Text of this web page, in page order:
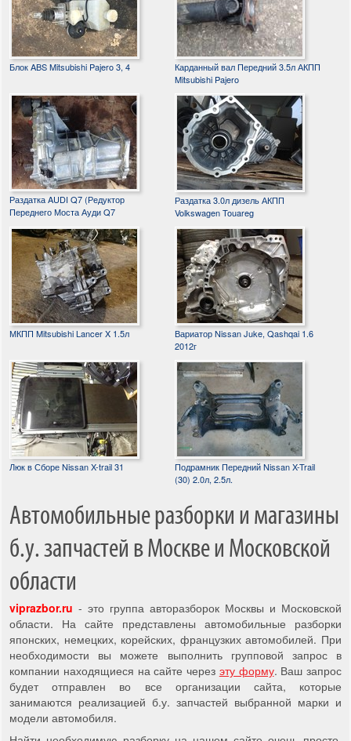
Блок ABS Mitsubishi Pajero 3, 4
Карданный вал Передний 3.5л АКПП
Mitsubishi Pajero
Раздатка AUDI Q7 (Редуктор
Переднего Моста Ауди Q7
Раздатка 3.0л дизель АКПП
Volkswagen Touareg
МКПП Mitsubishi Lancer X 1.5л
Вариатор Nissan Juke, Qashqai 1.6
2012г
Люк в Сборе Nissan X-trail 31
Подрамник Передний Nissan X-Trail
(30) 2.0л, 2.5л.
Автомобильные разборки и магазины
б.у. запчастей в Москве и Московской
области
viprazbor.ru - это группа авторазборок Москвы и Московской
области. На сайте представлены автомобильные разборки
японских, немецких, корейских, французких автомобилей. При
необходимости вы можете выполнить групповой запрос в
компании находящиеся на сайте через эту форму. Ваш запрос
будет отправлен во все организации сайта, которые
занимаются реализацией б.у. запчастей выбранной марки и
модели автомобиля.